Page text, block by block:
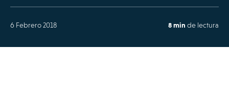
6 Febrero 2018 8 min de lectura